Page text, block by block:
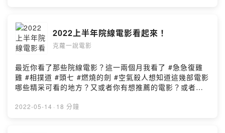
2022上半年院線電影看起來！
克蘿一說電影
最近你看了那些院線電影？這一兩個月我看了 #急急復雞
雞 #相撲道 #頭七 #燃燒的劍 #空氣殺人想知道這幾部電影
哪些精采可看的地方？又或者你有想推薦的電影？或者你
請做好防疫。平安觀影留言告訴我你對這一集的想法：
2022-05-14 · 18 分鐘